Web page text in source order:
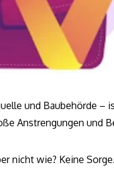
und Baubehörde –
Anstrengungen und
nicht wie? Keine